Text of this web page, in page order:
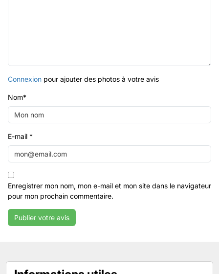
Connexion pour ajouter des photos à votre avis
Nom*
E-mail *
Enregistrer mon nom, mon e-mail et mon site dans le navigateur
pour mon prochain commentaire.